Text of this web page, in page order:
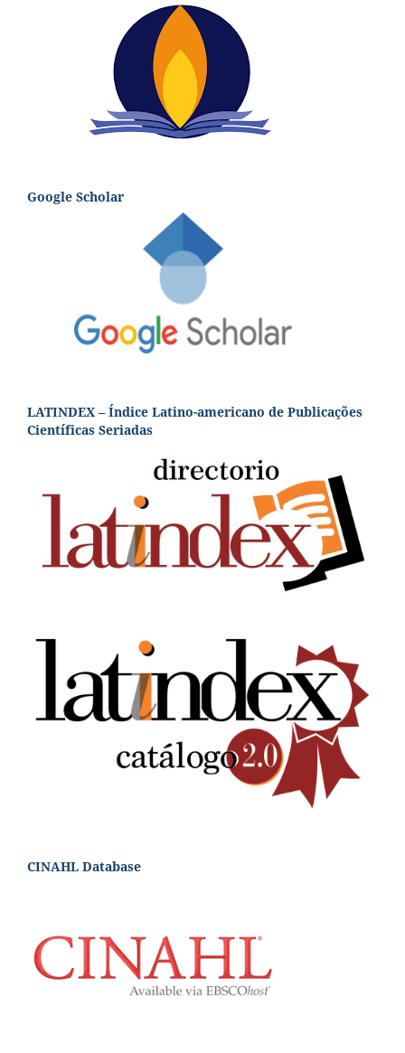
Google Scholar
LATINDEX – Índice Latino-americano de Publicações
Científicas Seriadas
CINAHL Database